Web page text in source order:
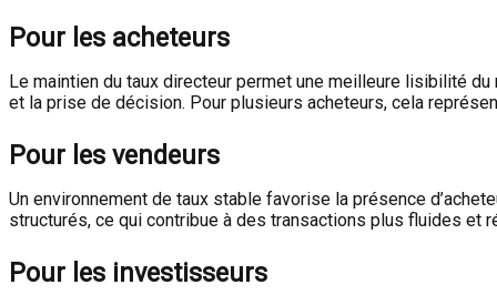
Pour les acheteurs
Le maintien du taux directeur permet une meilleure lisibilité
et la prise de décision. Pour plusieurs acheteurs, cela
Pour les vendeurs
Un environnement de taux stable favorise la présence
structurés, ce qui contribue à des transactions plus fluides et
Pour les investisseurs